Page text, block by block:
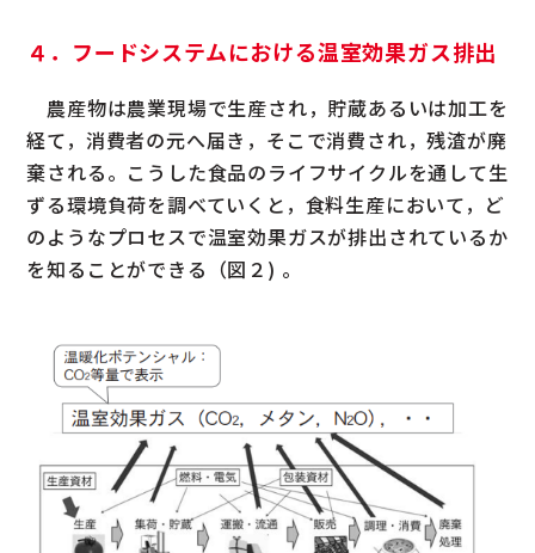
４．フードシステムにおける温室効果ガス排出
農産物は農業現場で生産され，貯蔵あるいは加工を
経て，消費者の元へ届き，そこで消費され，残渣が廃
棄される。こうした食品のライフサイクルを通して生
ずる環境負荷を調べていくと，食料生産において，ど
のようなプロセスで温室効果ガスが排出されているか
を知ることができる（図２) 。